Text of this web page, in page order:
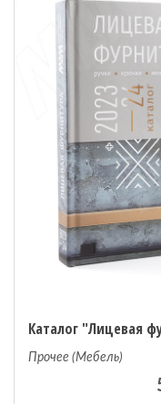
Прочее (Мебель)